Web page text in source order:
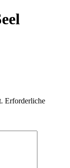
Erforderliche